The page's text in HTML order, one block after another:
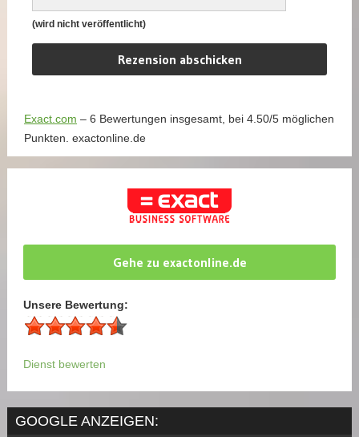
(wird nicht veröffentlicht)
Exact.com – 6 Bewertungen insgesamt, bei 4.50/5 möglichen
Punkten. exactonline.de
Gehe zu exactonline.de
Unsere Bewertung:
Dienst bewerten
GOOGLE ANZEIGEN: